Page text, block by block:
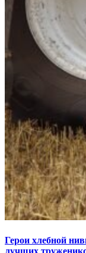
Герои хлебной
лучших